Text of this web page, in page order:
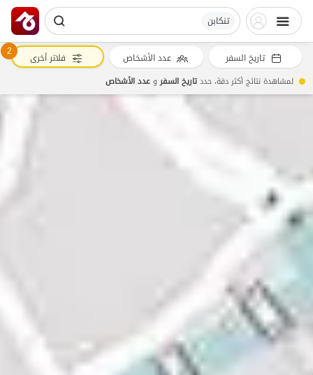
تنکابن
تاريخ السفر عدد الأشخاص 2 فلاتر أخرى
لمشاهدة نتائج أكثر دقة، حددتاريخ السفروعدد الأشخاص